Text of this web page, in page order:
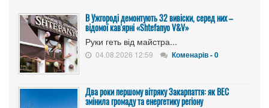
В Ужгороді демонтують 32 вивіски, серед них –
відомої кав'ярні «Shtefanyo V&V»
Руки геть від майстра...
04.08.2026 12:59 Коменарів - 0
Два роки першому вітряку Закарпаття: як ВЕС
змінила громаду та енергетику регіону